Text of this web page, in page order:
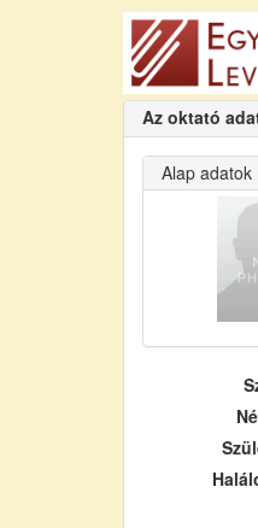
Az oktató
Alap adatok